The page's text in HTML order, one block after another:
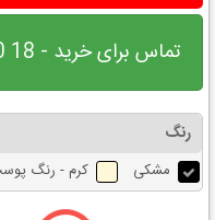
تماس برای خرید - 18 5000 88 021
رنگ
مشکی کرم - رنگ